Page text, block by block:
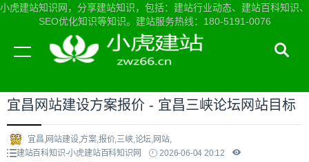
小虎建站知识网，分享建站知识，包括：建站行业动态、建站百科知识、
SEO优化知识等知识。建站服务热线：180-5191-0076
当前位置：小虎建站知识网首页>建站百科知识
宜昌网站建设方案报价 - 宜昌三峡论坛网站目标
宜昌,网站建设,方案,报价,三峡,论坛,网站,
建站百科知识-小虎建站百科知识网
2026-06-04 20:12